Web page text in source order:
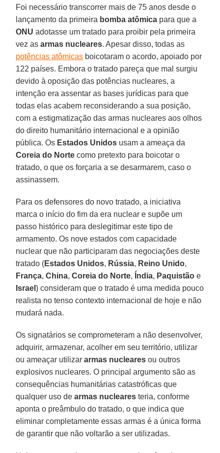
Foi necessário transcorrer mais de 75 anos desde o
lançamento da primeira bomba atômica para que a
ONU adotasse um tratado para proibir pela primeira
vez asarmas nucleares. Apesar disso, todas as
potências atômicas boicotaram o acordo, apoiado por
122 países. Embora o tratado pareça que mal surgiu
devido à oposição das potências nucleares, a
intenção era assentar as bases jurídicas para que
todas elas acabem reconsiderando a sua posição,
com a estigmatização das armas nucleares aos olhos
do direito humanitário internacional e a opinião
pública. Os Estados Unidos usam a ameaça da
Coreia do Norte como pretexto para boicotar o
tratado, o que os forçaria a se desarmarem, caso o
assinassem.
Para os defensores do novo tratado, a iniciativa
marca o início do fim da era nuclear e supõe um
passo histórico para deslegitimar este tipo de
armamento. Os nove estados com capacidade
nuclear que não participaram das negociações deste
tratado (Estados Unidos, Rússia, Reino Unido,
França,China,Coreia do Norte, Índia, Paquistão e
Israel) consideram que o tratado é uma medida pouco
realista no tenso contexto internacional de hoje e não
mudará nada.
Os signatários se comprometeram a não desenvolver,
adquirir, armazenar, acolher em seu território, utilizar
ou ameaçar utilizararmas nucleares ou outros
explosivos nucleares. O principal argumento são as
consequências humanitárias catastróficas que
qualquer uso dearmas nucleares teria, conforme
aponta o preâmbulo do tratado, o que indica que
eliminar completamente essas armas é a única forma
de garantir que não voltarão a ser utilizadas.